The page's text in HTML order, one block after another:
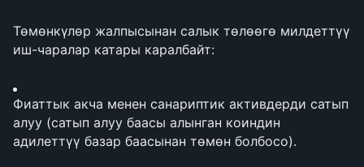
Төмөнкүлөр жалпысынан салык төлөөгө милдеттүү
иш-чаралар катары каралбайт:
Фиаттык акча менен санариптик активдерди сатып
алуу (сатып алуу баасы алынган коиндин
адилеттүү базар баасынан төмөн болбосо).